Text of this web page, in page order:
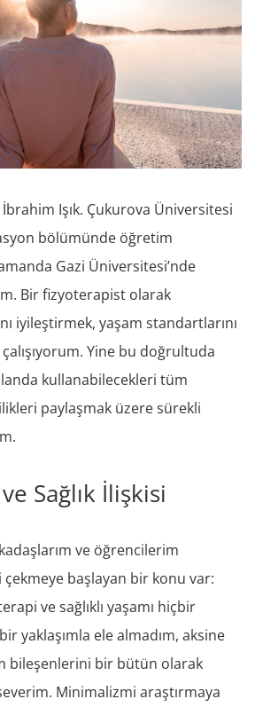
Işık. Çukurova Üniversitesi
bölümünde öğretim
Gazi Üniversitesi’nde
Bir fizyoterapist olarak
iyileştirmek, yaşam standartlarını
Yine bu doğrultuda
kullanabilecekleri tüm
paylaşmak üzere sürekli
Sağlık İlişkisi
ve öğrencilerim
başlayan bir konu var:
ve sağlıklı yaşamı hiçbir
yaklaşımla ele almadım, aksine
bileşenlerini bir bütün olarak
Minimalizmi araştırmaya